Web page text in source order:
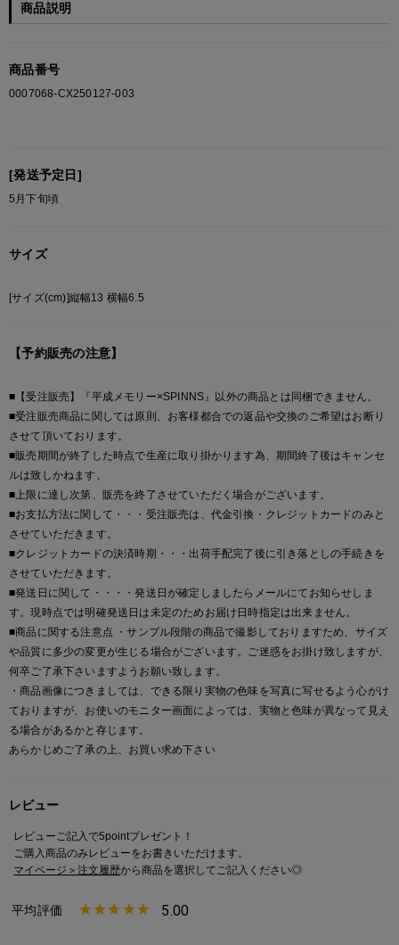
商品説明
商品番号
0007068-CX250127-003
[発送予定日]
5月下旬頃
サイズ
[サイズ(cm)]縦幅13 横幅6.5
【予約販売の注意】
■【受注販売】『平成メモリー×SPINNS』以外の商品とは同梱できません。
■受注販売商品に関しては原則、お客様都合での返品や交換のご希望はお断り
させて頂いております。
■販売期間が終了した時点で生産に取り掛かります為、期間終了後はキャンセ
ルは致しかねます。
■上限に達し次第、販売を終了させていただく場合がございます。
■お支払方法に関して・・・受注販売は、代金引換・クレジットカードのみと
させていただきます。
■クレジットカードの決済時期・・・出荷手配完了後に引き落としの手続きを
させていただきます。
■発送日に関して・・・・発送日が確定しましたらメールにてお知らせしま
す。現時点では明確発送日は未定のためお届け日時指定は出来ません。
■商品に関する注意点 ・サンプル段階の商品で撮影しておりますため、サイズ
や品質に多少の変更が生じる場合がございます。ご迷惑をお掛け致しますが、
何卒ご了承下さいますようお願い致します。
・商品画像につきましては、できる限り実物の色味を写真に写せるよう心がけ
ておりますが、お使いのモニター画面によっては、実物と色味が異なって見え
る場合があるかと存じます。
あらかじめご了承の上、お買い求め下さい
レビュー
レビューご記入で5pointプレゼント！
ご購入商品のみレビューをお書きいただけます。
マイページ＞注文履歴から商品を選択してご記入ください◎
5.00